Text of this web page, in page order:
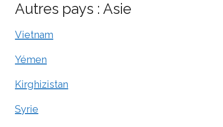
Autres pays : Asie
Vietnam
Yémen
Kirghizistan
Syrie